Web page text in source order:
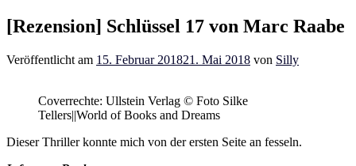
[Rezension] Schlüssel 17 von Marc Raabe
Veröffentlicht am 15. Februar 201821. Mai 2018 von Silly
Coverrechte: Ullstein Verlag © Foto Silke
Tellers||World of Books and Dreams
Dieser Thriller konnte mich von der ersten Seite an fesseln.